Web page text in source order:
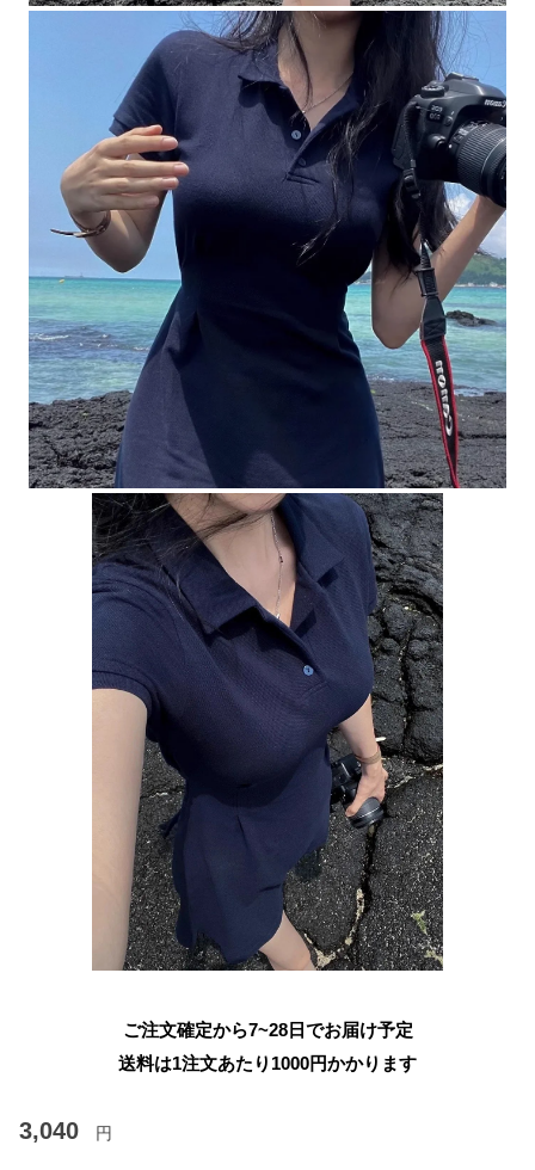
ご注文確定から7~28日でお届け予定
送料は1注文あたり 1000円かかります
3,040 円